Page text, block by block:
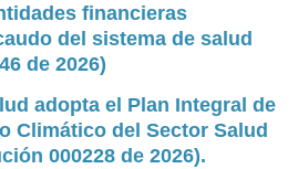
financieras
del sistema de salud
de 2026)
adopta el Plan Integral de
Climático del Sector Salud
000228 de 2026).